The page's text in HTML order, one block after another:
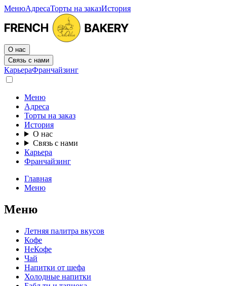
МенюАдресаТорты на заказИстория
О нас
Связь с нами
КарьераФранчайзинг
Меню
Адреса
Торты на заказ
История
О нас
Связь с нами
Карьера
Франчайзинг
Главная
Меню
Меню
Летняя палитра вкусов
Кофе
НеКофе
Чай
Напитки от шефа
Холодные напитки